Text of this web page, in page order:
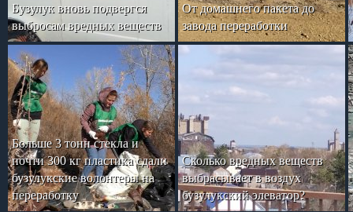
Бузулук вновь подвергся
выбросам вредных веществ
От домашнего пакета до
завода переработки
Больше 3 тонн стекла и
почти 300 кг пластика сдали
бузулукские волонтеры на
переработку
Сколько вредных веществ
выбрасывает в воздух
бузулукский элеватор?